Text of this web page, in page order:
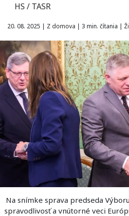
HS / TASR
20. 08. 2025 | Z domova | 3 min. čítania |
Na snímke sprava predseda
spravodlivosť a vnútorné veci